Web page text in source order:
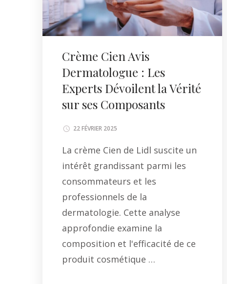
Crème Cien Avis
Dermatologue : Les
Experts Dévoilent la Vérité
sur ses Composants
22 FÉVRIER 2025
La crème Cien de Lidl suscite un
intérêt grandissant parmi les
consommateurs et les
professionnels de la
dermatologie. Cette analyse
approfondie examine la
composition et l'efficacité de ce
produit cosmétique …